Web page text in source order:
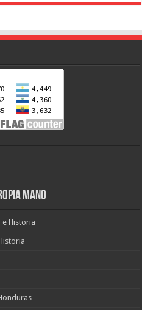
MANO
e Historia